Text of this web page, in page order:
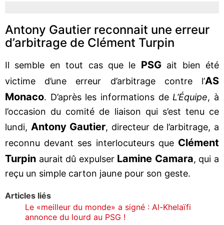
Antony Gautier reconnait une erreur
d’arbitrage de Clément Turpin
Il semble en tout cas que le PSGait bien été
victime d’une erreur d’arbitrage contre l’AS
Monaco. D’après les informations de L’Équipe, à
l’occasion du comité de liaison qui s’est tenu ce
lundi, Antony Gautier, directeur de l’arbitrage, a
reconnu devant ses interlocuteurs que Clément
Turpin aurait dû expulserLamine Camara, qui a
reçu un simple carton jaune pour son geste.
Articles liés
Le «meilleur du monde» a signé : Al-Khelaïfi
annonce du lourd au PSG !